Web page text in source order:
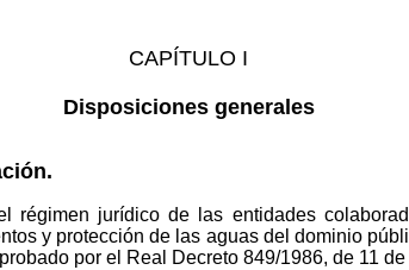
CAPÍTULO I
Disposiciones generales
jurídico de las entidades
y protección de las aguas del dominio
por el Real Decreto 849/1986, de 11